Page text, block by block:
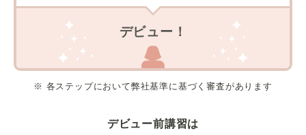
デビュー！
※ 各ステップにおいて弊社基準に基づく審査があります
デビュー前講習は